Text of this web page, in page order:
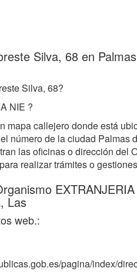
Silva, 68 en
Silva, 68?
NIE ?
mapa callejero donde está
número de la ciudad Palmas
las oficinas o dirección del
para realizar trámites o
Las
web.:
pagina/index/